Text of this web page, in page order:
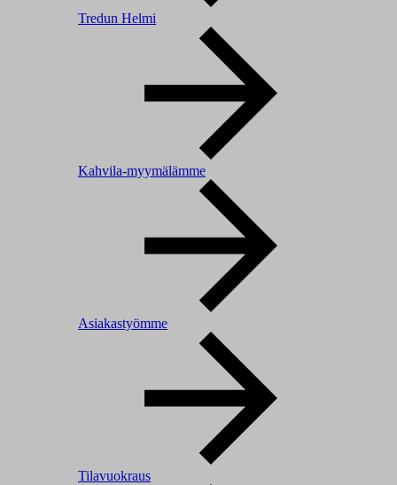
Tredun Helmi
Kahvila-myymälämme
Asiakastyömme
Tilavuokraus